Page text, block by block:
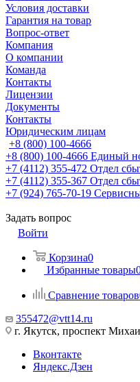
Условия доставки
Гарантия на товар
Вопрос-ответ
Компания
О компании
Команда
Контакты
Лицензии
Документы
Контакты
Юридическим лицам
+8 (800) 100-4666
+8 (800) 100-4666 Единый
+7 (4112) 355-472 Отдел
+7 (4112) 355-367 Отдел
+7 (924) 765-70-19
Задать вопрос
Войти
Корзина0
Избранные товары
Сравнение товаров
355472@vtt14.ru
г. Якутск, проспект
Вконтакте
Яндекс.Дзен